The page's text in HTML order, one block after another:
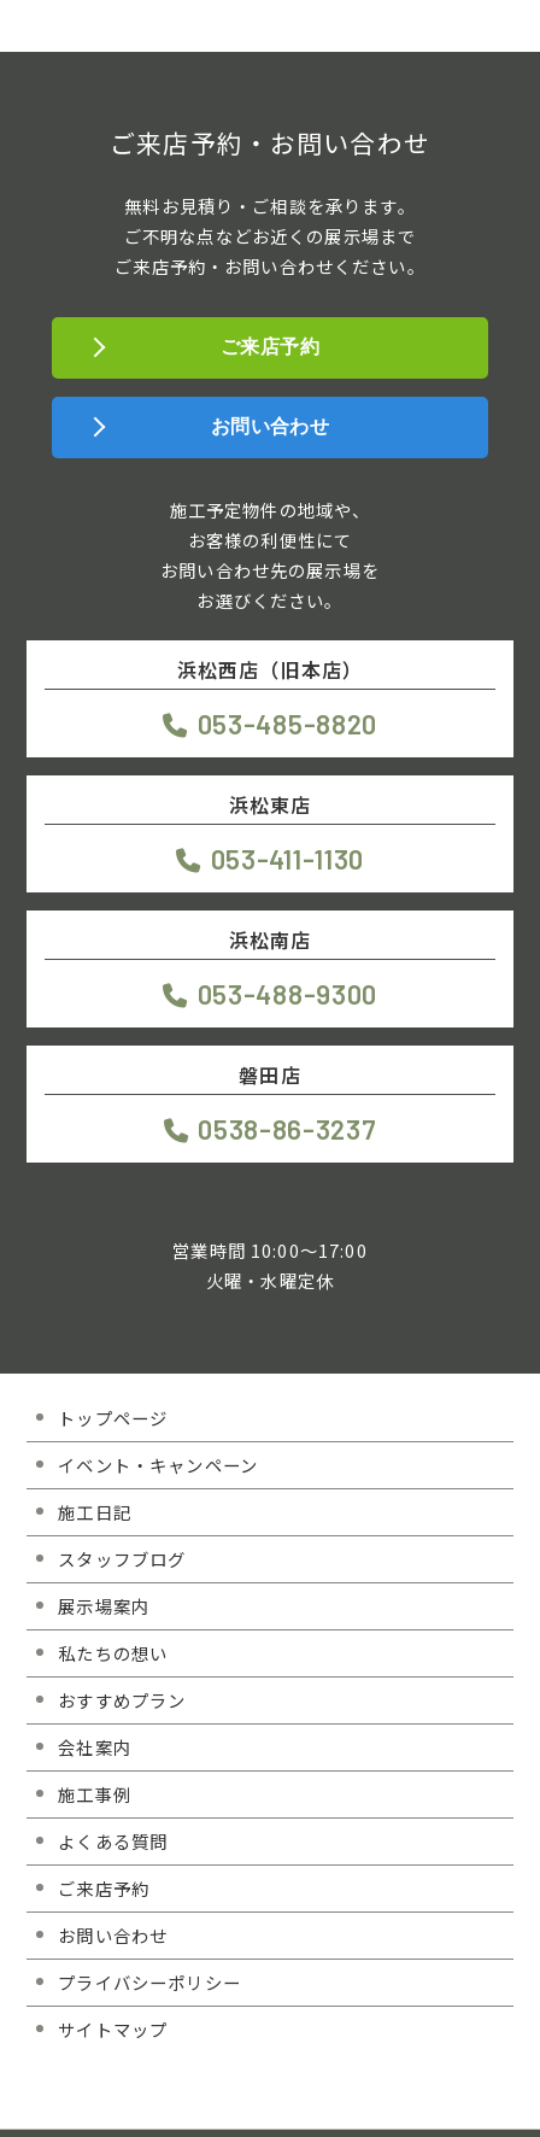
ご来店予約・お問い合わせ
無料お見積り・ご相談を承ります。
ご不明な点などお近くの展示場まで
ご来店予約・お問い合わせください。
ご来店予約
お問い合わせ
施工予定物件の地域や、
お客様の利便性にて
お問い合わせ先の展示場を
お選びください。
浜松西店（旧本店）
053-485-8820
浜松東店
053-411-1130
浜松南店
053-488-9300
磐田店
0538-86-3237
営業時間 10:00～17:00
火曜・水曜定休
トップページ
イベント・キャンペーン
施工日記
スタッフブログ
展示場案内
私たちの想い
おすすめプラン
会社案内
施工事例
よくある質問
ご来店予約
お問い合わせ
プライバシーポリシー
サイトマップ